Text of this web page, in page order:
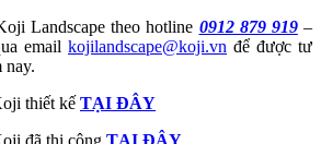
Landscape theo hotline 0912 879 919 –
email kojilandscape@koji.vn để được tư
nay.
thiết kế TẠI ĐÂY
đã thi công TẠI ĐÂY